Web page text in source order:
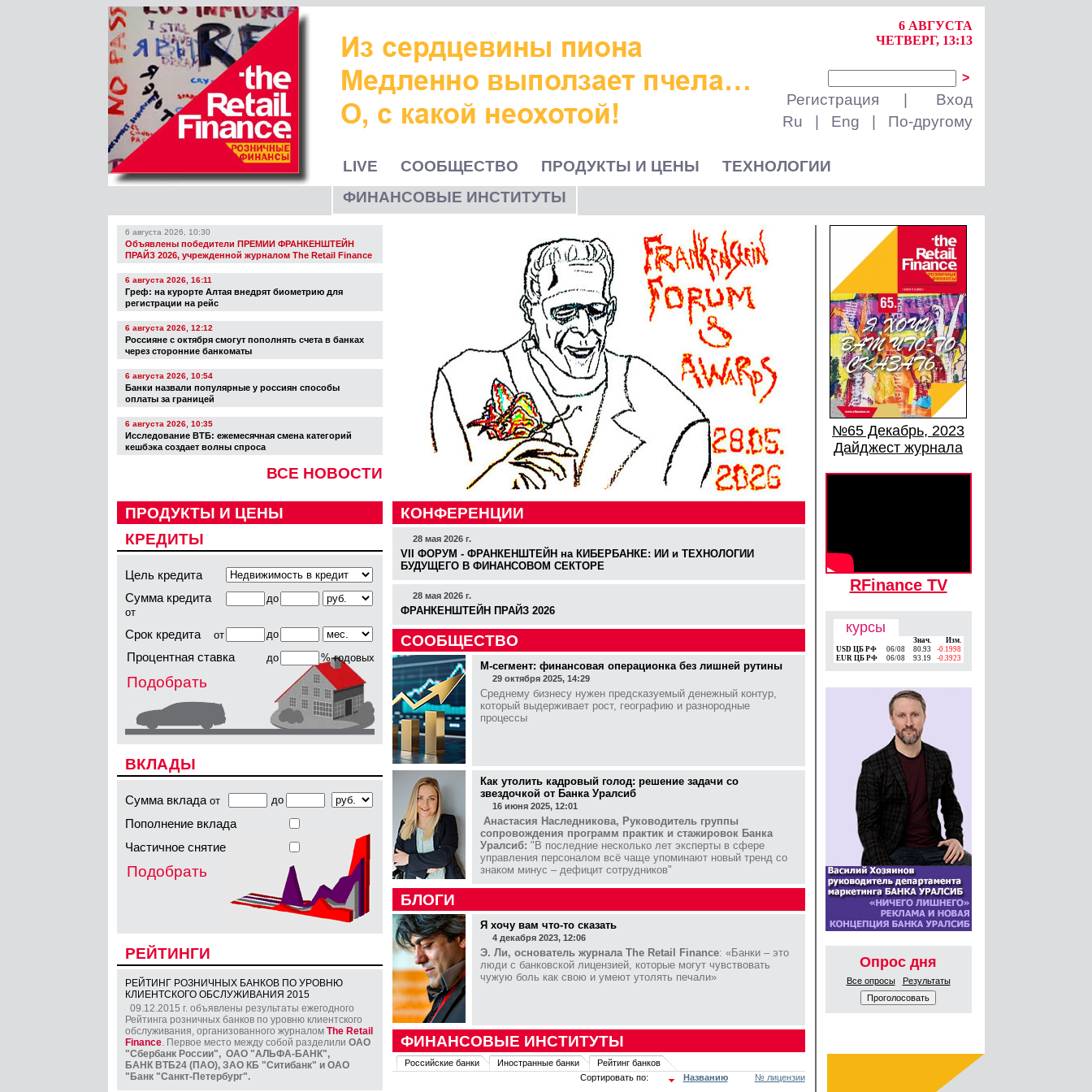
6 АВГУСТА
ЧЕТВЕРГ, 13:13
>
Регистрация
Вход
Ru
Eng По-другому
LIVE СООБЩЕСТВО ПРОДУКТЫ И ЦЕНЫ
ТЕХНОЛОГИИ
ФИНАНСОВЫЕ ИНСТИТУТЫ
6 августа 2026, 10:30
Объявлены победители ПРЕМИИ ФРАНКЕНШТЕЙН
ПРАЙЗ 2026, учрежденной журналом The Retail Finance
6 августа 2026, 16:11
Греф: на курорте Алтая внедрят биометрию для
регистрации на рейс
6 августа 2026, 12:12
Россияне с октября смогут пополнять счета в банках
через сторонние банкоматы
6 августа 2026, 10:54
Банки назвали популярные у россиян способы
оплаты за границей
6 августа 2026, 10:35
Исследование ВТБ: ежемесячная смена категорий
кешбэка создает волны спроса
ВСЕ НОВОСТИ
ПРОДУКТЫ И ЦЕНЫ
КРЕДИТЫ
Цель кредита
Сумма кредита
от
до
Срок кредита от до
Процентная ставка до % годовых
Подобрать
ВКЛАДЫ
Сумма вклада от до
Пополнение вклада
Частичное снятие
Подобрать
РЕЙТИНГИ
РЕЙТИНГ РОЗНИЧНЫХ БАНКОВ ПО УРОВНЮ
КЛИЕНТСКОГО ОБСЛУЖИВАНИЯ 2015
09.12.2015 г. объявлены результаты ежегодного
Рейтинга розничных банков по уровню клиентского
обслуживания, организованного журналом The Retail
Finance. Первое место между собой разделили ОАО
"Сбербанк России", ОАО "АЛЬФА-БАНК",
БАНК ВТБ24 (ПАО), ЗАО КБ "Ситибанк" и ОАО
"Банк "Санкт-Петербург".
КОНФЕРЕНЦИИ
28 мая 2026 г.
VII ФОРУМ - ФРАНКЕНШТЕЙН на КИБЕРБАНКЕ: ИИ и ТЕХНОЛОГИИ
БУДУЩЕГО В ФИНАНСОВОМ СЕКТОРЕ
28 мая 2026 г.
ФРАНКЕНШТЕЙН ПРАЙЗ 2026
СООБЩЕСТВО
М-сегмент: финансовая операционка без лишней рутины
29 октября 2025, 14:29
Среднему бизнесу нужен предсказуемый денежный контур,
который выдерживает рост, географию и разнородные
процессы
Как утолить кадровый голод: решение задачи со
звездочкой от Банка Уралсиб
16 июня 2025, 12:01
Анастасия Наследникова, Руководитель группы
сопровождения программ практик и стажировок Банка
Уралсиб: "В последние несколько лет эксперты в сфере
управления персоналом всё чаще упоминают новый тренд со
знаком минус – дефицит сотрудников"
БЛОГИ
Я хочу вам что-то сказать
4 декабря 2023, 12:06
Э. Ли, основатель журнала The Retail Finance: «Банки – это
люди с банковской лицензией, которые могут чувствовать
чужую боль как свою и умеют утолять печали»
ФИНАНСОВЫЕ ИНСТИТУТЫ
Российские банки Иностранные банки
Рейтинг банков
Сортировать по:
Названию № лицензии
№65 Декабрь, 2023
Дайджест журнала
RFinance TV
курсы
Знач.
Изм.
USD ЦБ РФ
06/08 80.93
-0.1998
EUR ЦБ РФ
06/08 93.19 -0.3923
Опрос дня
Все опросы Результаты